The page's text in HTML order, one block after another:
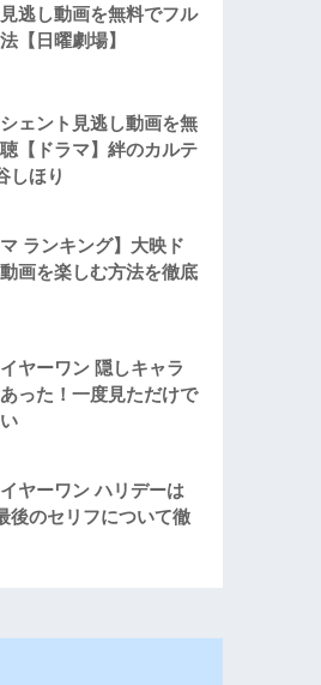
逃し動画を無料でフル
【日曜劇場】
ェント見逃し動画を無
【ドラマ】絆のカルテ
しほり
マ ランキング】大映ド
画を楽しむ方法を徹底
ヤーワン 隠しキャラ
った！一度見ただけで
ヤーワン ハリデーは
後のセリフについて徹